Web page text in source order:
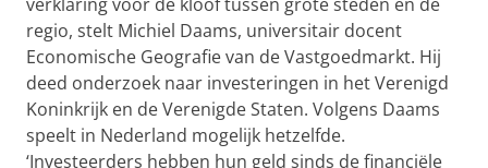
regio, stelt Michiel Daams, universitair docent
Economische Geografie van de Vastgoedmarkt. Hij
deed onderzoek naar investeringen in het Verenigd
Koninkrijk en de Verenigde Staten. Volgens Daams
speelt in Nederland mogelijk hetzelfde.
‘Investeerders hebben hun geld sinds de financiële